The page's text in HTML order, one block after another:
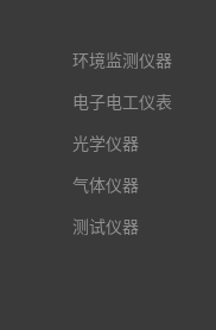
环境监测仪器
电子电工仪表
光学仪器
气体仪器
测试仪器